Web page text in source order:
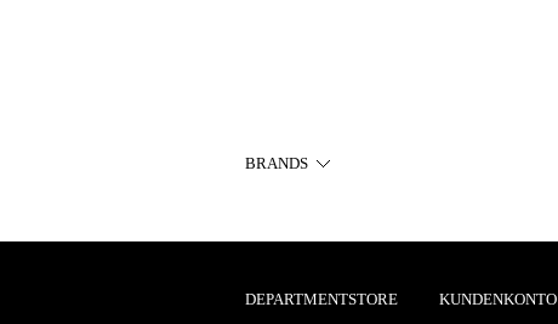
BRANDS
DEPARTMENTSTORE KUNDENKONTO